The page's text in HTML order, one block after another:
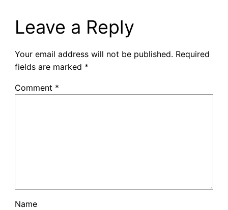
Leave a Reply
Your email address will not be published. Required
fields are marked *
Comment *
Name